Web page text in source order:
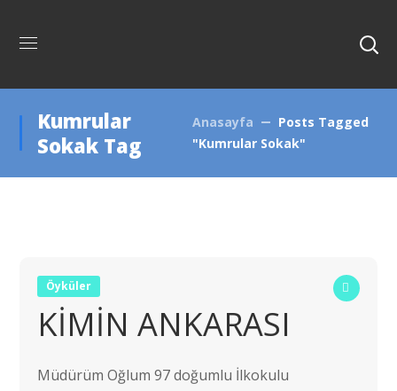
Kumrular
Sokak Tag
Anasayfa
Posts Tagged
"Kumrular Sokak"
Öyküler
KİMİN ANKARASI
Müdürüm Oğlum 97 doğumlu İlkokulu